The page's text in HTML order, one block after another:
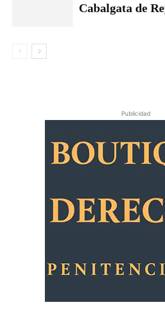
Cabalgata de
Publicidad